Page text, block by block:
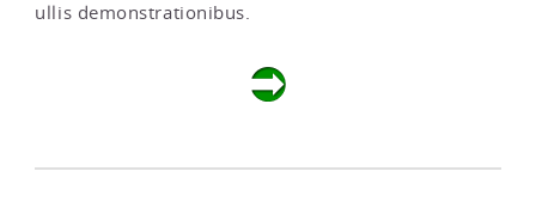
ullis demonstrationibus.